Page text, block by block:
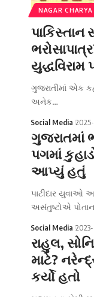
NAGAR CHARYA
પાકિસ્તાન
ગુજરાતીમાં એક
અનેક…
Social Media
ગુજરાતમાં
પગમાં
આપ્યું હતું
પાટીદાર યુવાઓ
અસંતુષ્ટોએ
Social Media
રાહુલ,
માટે?
કર્યો હતો